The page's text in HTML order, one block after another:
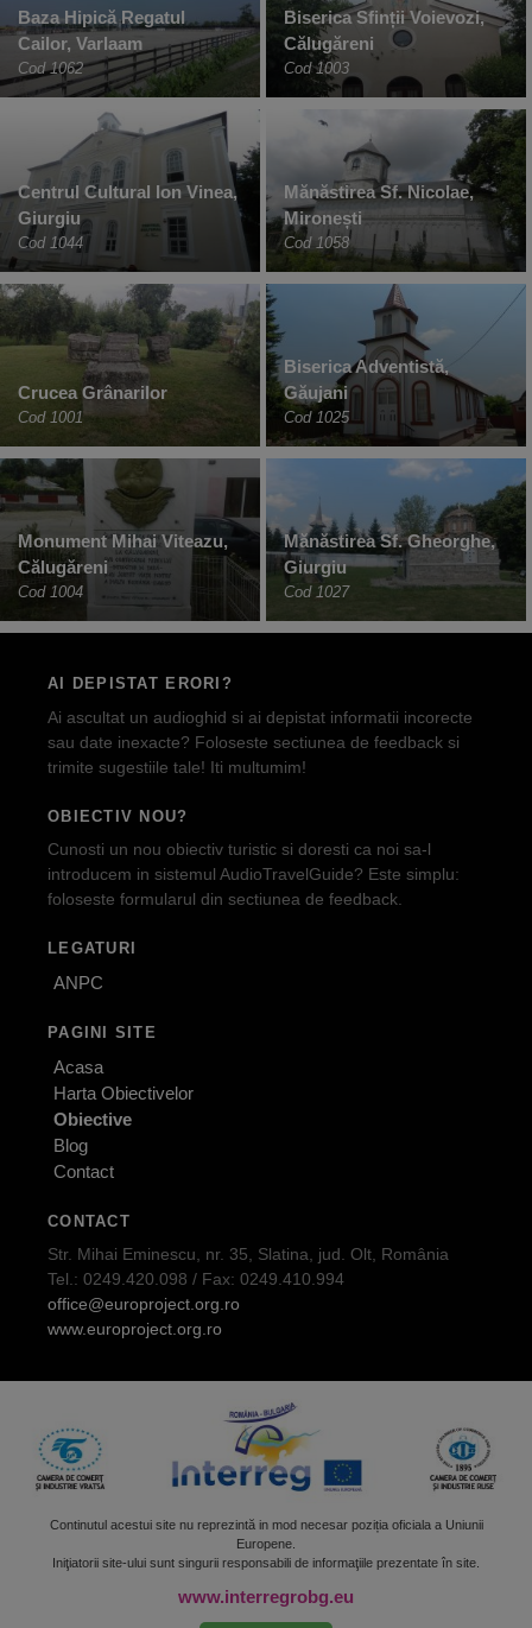
Baza Hipică Regatul
Cailor, Varlaam
Cod 1062
Biserica Sfinții Voievozi,
Călugăreni
Cod 1003
Centrul Cultural Ion Vinea,
Giurgiu
Cod 1044
Mănăstirea Sf. Nicolae,
Mironești
Cod 1058
Crucea Grânarilor
Cod 1001
Biserica Adventistă,
Găujani
Cod 1025
Monument Mihai Viteazu,
Călugăreni
Cod 1004
Mănăstirea Sf. Gheorghe,
Giurgiu
Cod 1027
AI DEPISTAT ERORI?
Ai ascultat un audioghid si ai depistat informatii incorecte
sau date inexacte? Foloseste sectiunea de feedback si
trimite sugestiile tale! Iti multumim!
OBIECTIV NOU?
Cunosti un nou obiectiv turistic si doresti ca noi sa-l
introducem in sistemul AudioTravelGuide? Este simplu:
foloseste formularul din sectiunea de feedback.
LEGATURI
ANPC
PAGINI SITE
Acasa
Harta Obiectivelor
Obiective
Blog
Contact
CONTACT
Str. Mihai Eminescu, nr. 35, Slatina, jud. Olt, România
Tel.: 0249.420.098 / Fax: 0249.410.994
office@europroject.org.ro
www.europroject.org.ro
Continutul acestui site nu reprezintă in mod necesar poziția oficiala a Uniunii
Europene.
Iniţiatorii site-ului sunt singurii responsabili de informaţiile prezentate în site.
www.interregrobg.eu